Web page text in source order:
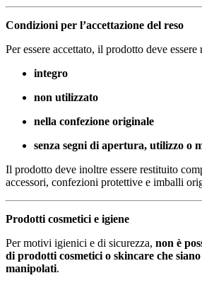
Condizioni per l’accettazione del reso
Per essere accettato, il prodotto deve essere
integro
non utilizzato
nella confezione originale
senza segni di apertura, utilizzo o
Il prodotto deve inoltre essere restituito
accessori, confezioni protettive e imballi
Prodotti cosmetici e igiene
Per motivi igienici e di sicurezza, non è
di prodotti cosmetici o skincare che
manipolati.